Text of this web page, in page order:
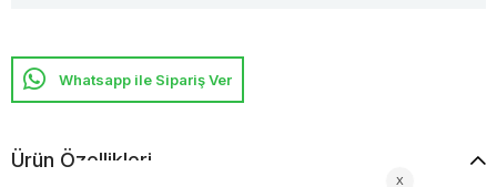
Whatsapp ile Sipariş Ver
Ürün Özellikleri